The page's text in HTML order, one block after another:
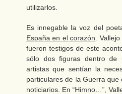
utilizarlos.
Es innegable la voz del
España en el corazón .
fueron testigos de este
sólo dos figuras dentro de
artistas que sentían la
particulares de la Guerra
noticiarios. En “Himno…”,